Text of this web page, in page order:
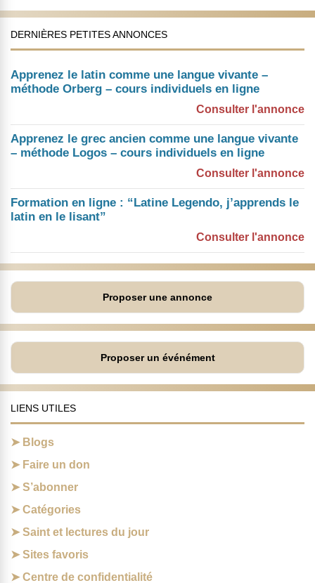
DERNIÈRES PETITES ANNONCES
Apprenez le latin comme une langue vivante –
méthode Orberg – cours individuels en ligne
Consulter l'annonce
Apprenez le grec ancien comme une langue vivante
– méthode Logos – cours individuels en ligne
Consulter l'annonce
Formation en ligne : “Latine Legendo, j’apprends le
latin en le lisant”
Consulter l'annonce
Proposer une annonce
Proposer un événément
LIENS UTILES
Blogs
Faire un don
S’abonner
Catégories
Saint et lectures du jour
Sites favoris
Centre de confidentialité